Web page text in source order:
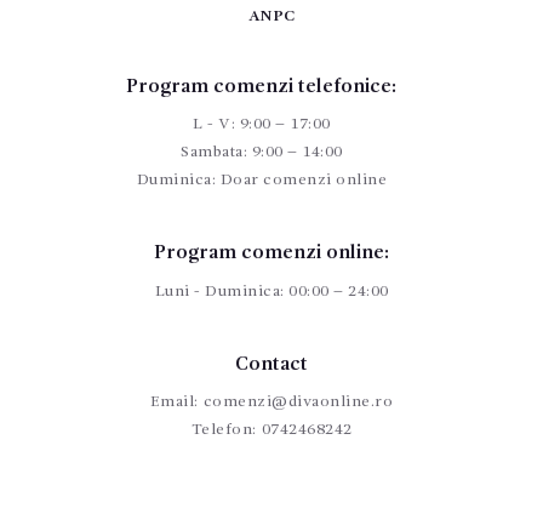
ANPC
Program comenzi telefonice:
L - V: 9:00 – 17:00
Sambata: 9:00 – 14:00
Duminica: Doar comenzi online
Program comenzi online:
Luni - Duminica: 00:00 – 24:00
Contact
Email: comenzi@divaonline.ro
Telefon: 0742468242